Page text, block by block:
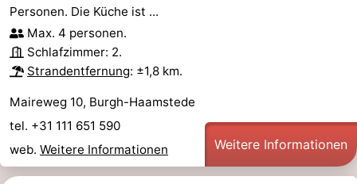
Personen. Die Küche ist ...
Max. 4 personen.
Schlafzimmer: 2.
Strandentfernung: ±1,8 km.
Maireweg 10, Burgh-Haamstede
tel. +31 111 651 590
web. Weitere Informationen Weitere Informationen